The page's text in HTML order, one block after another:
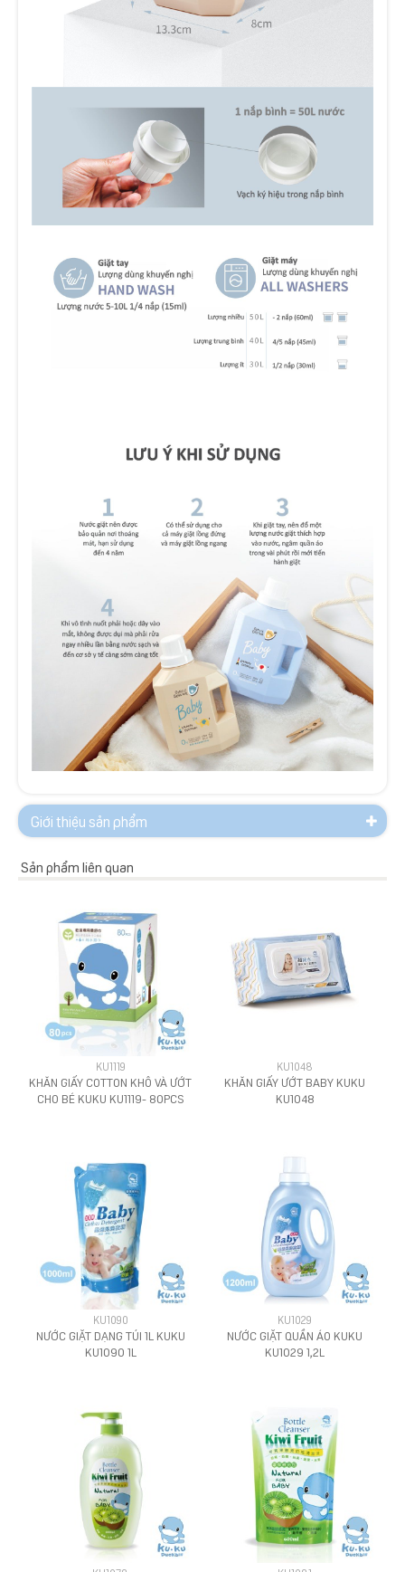
Giới thiệu sản phẩm
Sản phẩm liên quan
KU1119
KHĂN GIẤY COTTON KHÔ VÀ ƯỚT
CHO BÉ KUKU KU1119- 80PCS
KU1048
KHĂN GIẤY ƯỚT BABY KUKU
KU1048
KU1090
NƯỚC GIẶT DẠNG TÚI 1L KUKU
KU1090 1L
KU1029
NƯỚC GIẶT QUẦN ÁO KUKU
KU1029 1,2L